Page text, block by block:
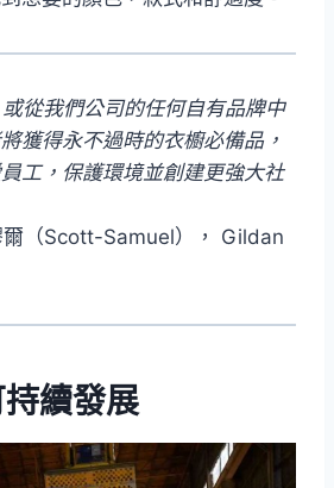
從我們公司的任何自有品牌中
獲得永不過時的衣櫥必備品，
工，保護環境並創建更強大社
爾（Scott-Samuel）， Gildan
續發展